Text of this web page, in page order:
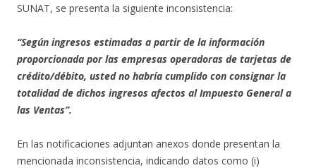
SUNAT, se presenta la siguiente inconsistencia:
“Según ingresos estimadas a partir de la información
proporcionada por las empresas operadoras de tarjetas de
crédito/débito, usted no habría cumplido con consignar la
totalidad de dichos ingresos afectos al Impuesto General a
las Ventas”.
En las notificaciones adjuntan anexos donde presentan la
mencionada inconsistencia, indicando datos como (i)